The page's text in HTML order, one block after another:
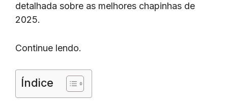
detalhada sobre as melhores chapinhas de
2025.
Continue lendo.
Índice